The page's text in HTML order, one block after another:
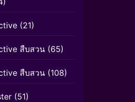
(21)
สืบสวน (65)
สืบสวน (108)
(51)